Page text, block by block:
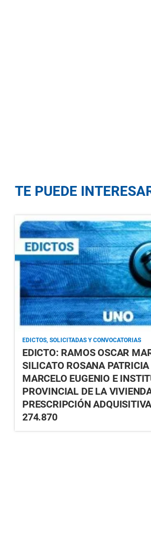
TE PUEDE
EDICTOS, SOLICITADAS Y CONVOCATORIAS
EDICTO: RAMOS OSCAR
SILICATO ROSANA
MARCELO EUGENIO E
PROVINCIAL DE LA
PRESCRIPCIÓN
274.870